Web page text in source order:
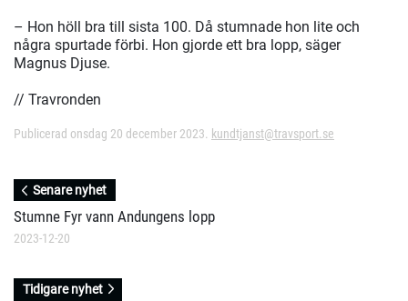
– Hon höll bra till sista 100. Då stumnade hon lite och
några spurtade förbi. Hon gjorde ett bra lopp, säger
Magnus Djuse.
// Travronden
Publicerad onsdag 20 december 2023. kundtjanst@travsport.se
Senare nyhet
Stumne Fyr vann Andungens lopp
2023-12-20
Tidigare nyhet